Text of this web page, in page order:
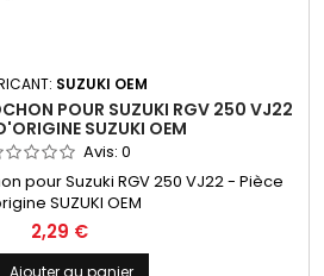
SUZUKI OEM
POUR SUZUKI RGV 250 VJ22
SUZUKI OEM
Avis: 0
pour Suzuki RGV 250 VJ22 - Pièce
SUZUKI OEM
2,29 €
Ajouter au panier